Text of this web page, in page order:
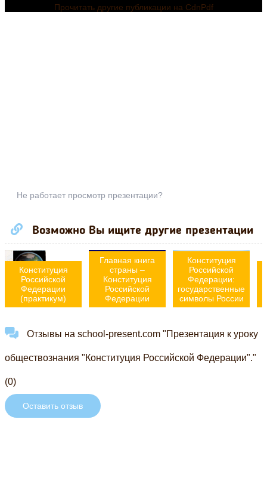
Прочитать другие публикации на CdnPdf
Не работает просмотр презентации?
Возможно Вы ищите другие презентации
Конституция
Российской
Федерации
(практикум)
Главная книга
страны –
Конституция
Российской
Федерации
Конституция
Российской
Федерации:
государственные
символы России
Отзывы на school-present.com "Презентация к уроку
обществознания "Конституция Российской Федерации"."
(0)
Оставить отзыв